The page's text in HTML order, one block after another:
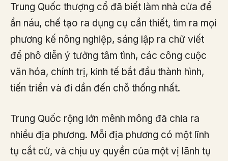
Trung Quốc thượng cổ đã biết làm nhà cửa để
ẩn náu, chế tạo ra dụng cụ cần thiết, tìm ra mọi
phương kế nông nghiệp, sáng lập ra chữ viết
để phô diễn ý tưởng tâm tình, các công cuộc
văn hóa, chính trị, kinh tế bắt đầu thành hình,
tiến triển và đi dần đến chỗ thống nhất.
Trung Quốc rộng lớn mênh mông đã chia ra
nhiều địa phương. Mỗi địa phương có một lĩnh
tụ cắt cử, và chịu uy quyền của một vị lãnh tụ